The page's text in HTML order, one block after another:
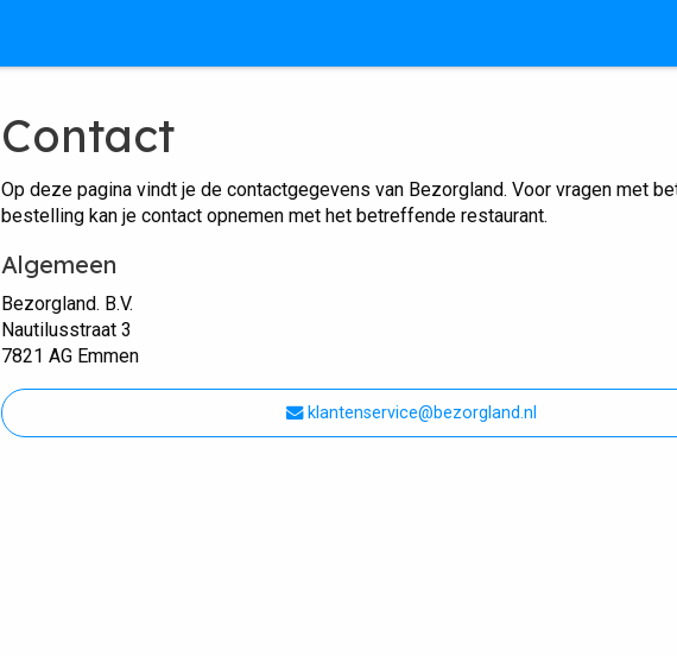
Contact
Op deze pagina vindt je de contactgegevens van Bezorgland. Voor vragen met
bestelling kan je contact opnemen met het betreffende restaurant.
Algemeen
Bezorgland. B.V.
Nautilusstraat 3
7821 AG Emmen
klantenservice@bezorgland.nl